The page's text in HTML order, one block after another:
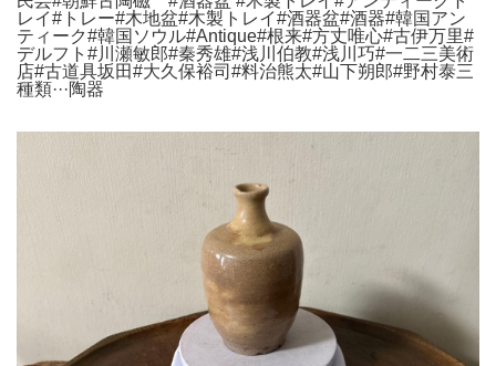
レイ#トレー#木地盆#木製トレイ#酒器盆#酒器#韓国アン
ティーク#韓国ソウル#Antique#根来#方丈唯心#古伊万里#
デルフト#川瀬敏郎#秦秀雄#浅川伯教#浅川巧#一二三美術
店#古道具坂田#大久保裕司#料治熊太#山下朔郎#野村泰三
種類···陶器